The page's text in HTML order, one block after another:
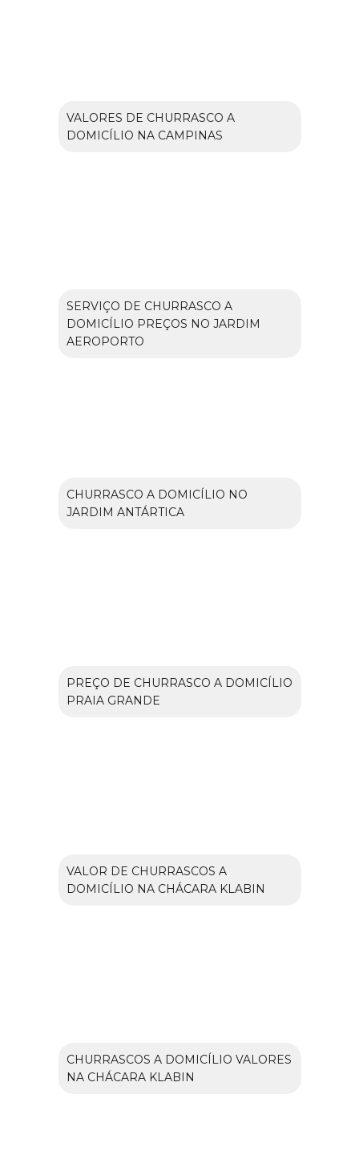
VALORES DE CHURRASCO A
DOMICÍLIO NA CAMPINAS
SERVIÇO DE CHURRASCO A
DOMICÍLIO PREÇOS NO JARDIM
AEROPORTO
CHURRASCO A DOMICÍLIO NO
JARDIM ANTÁRTICA
PREÇO DE CHURRASCO A DOMICÍLIO
PRAIA GRANDE
VALOR DE CHURRASCOS A
DOMICÍLIO NA CHÁCARA KLABIN
CHURRASCOS A DOMICÍLIO VALORES
NA CHÁCARA KLABIN